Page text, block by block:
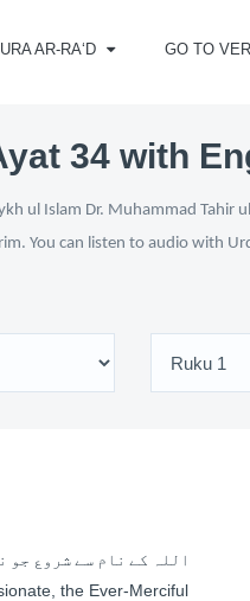
AR-RA‘D GO TO
34 with
ul Islam Dr. Muhammad
You can listen to audio with
اللہ کے نام سے شروع جو
the Ever-Merciful